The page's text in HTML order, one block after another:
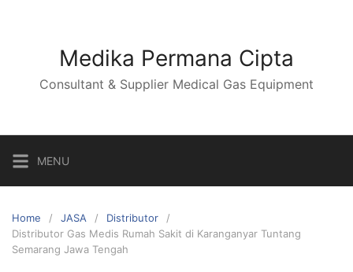
Medika Permana Cipta
Consultant & Supplier Medical Gas Equipment
MENU
Home JASA
Distributor
Distributor Gas Medis Rumah Sakit di Karanganyar Tuntang
Semarang Jawa Tengah